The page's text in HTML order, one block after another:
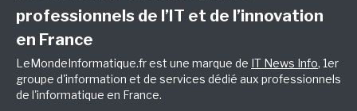
professionnels de l’IT et de l’innovation
en France
LeMondeInformatique.fr est une marque de IT News Info, 1er
groupe d'information et de services dédié aux professionnels
de l'informatique en France.